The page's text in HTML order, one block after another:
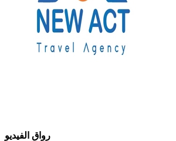
رواق الفيديو